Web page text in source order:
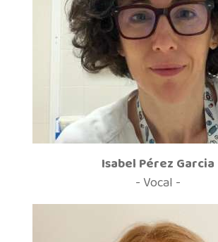
Isabel Pérez Garcia
- Vocal -